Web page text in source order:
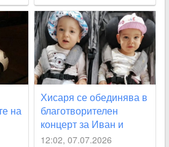
на
Хисаря се обединява в
благотворителен
концерт за Иван и
Беатриче
12:02, 07.07.2026